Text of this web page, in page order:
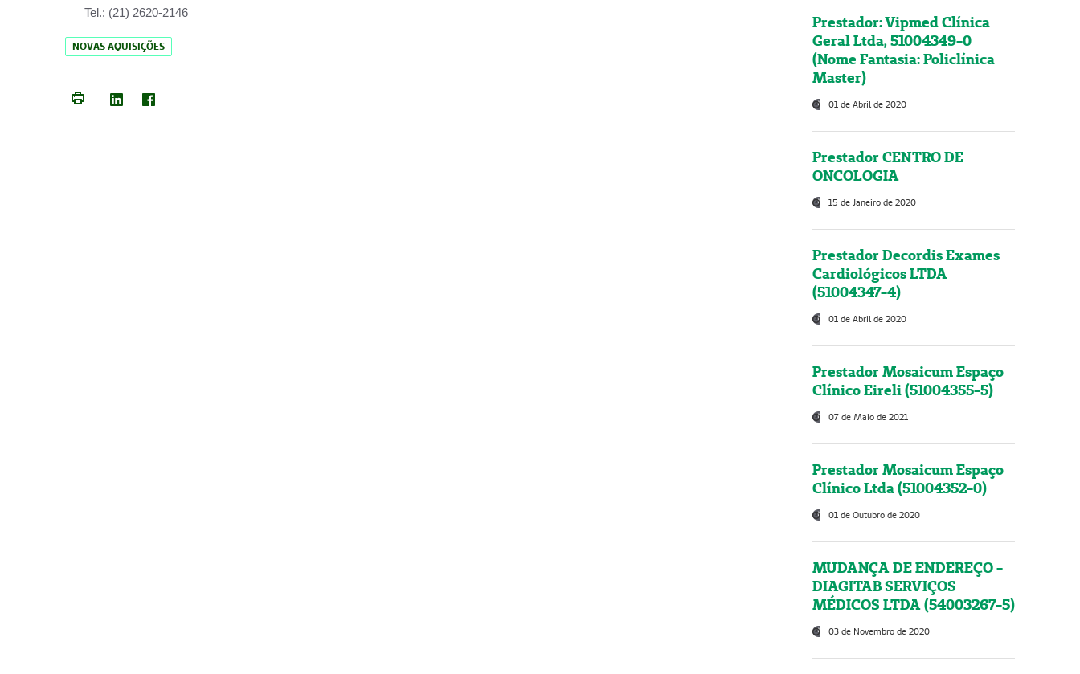
Tel.: (21) 2620-2146
NOVAS AQUISIÇÕES
Prestador: Vipmed Clínica
Geral Ltda, 51004349-0
(Nome Fantasia: Policlínica
Master)
01 de Abril de 2020
Prestador CENTRO DE
ONCOLOGIA
15 de Janeiro de 2020
Prestador Decordis Exames
Cardiológicos LTDA
(51004347-4)
01 de Abril de 2020
Prestador Mosaicum Espaço
Clínico Eireli (51004355-5)
07 de Maio de 2021
Prestador Mosaicum Espaço
Clínico Ltda (51004352-0)
01 de Outubro de 2020
MUDANÇA DE ENDEREÇO -
DIAGITAB SERVIÇOS
MÉDICOS LTDA (54003267-5)
03 de Novembro de 2020